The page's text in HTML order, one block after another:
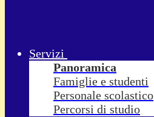
Servizi
Panoramica
Famiglie e studenti
Personale scolastico
Percorsi di studio